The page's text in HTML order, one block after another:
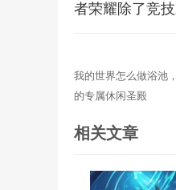
者荣耀除了竞
我的世界怎么做浴池
的专属休闲圣殿
相关文章